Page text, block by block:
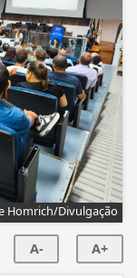
Homrich/Divulgação
A- A+